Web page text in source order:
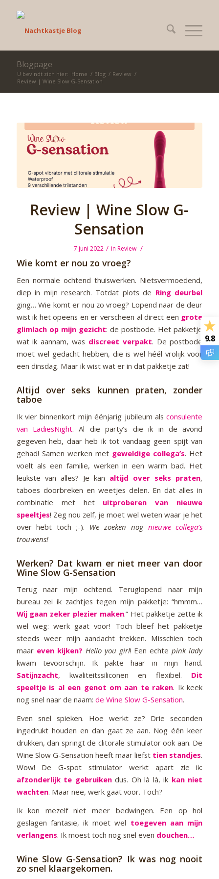
9.8
Blogpage
U bevindt zich hier: Home / Blog / Review /
Review | Wine Slow G-Sensation
Review | Wine Slow G-
Sensation
7 juni 2022 / in Review /
Wie komt er nou zo vroeg?
Een normale ochtend thuiswerken. Nietsvermoedend,
diep in mijn research. Totdat plots de Ring deurbel
ging… Wie komt er nou zo vroeg? Lopend naar de deur
wist ik het opeens en er verscheen al direct een grote
glimlach op mijn gezicht: de postbode. Het pakketje
wat ik aannam, was discreet verpakt. De postbode
moet wel gedacht hebben, die is wel héél vrolijk voor
een dinsdag. Maar ik wist wat er in dat pakketje zat!
Altijd over seks kunnen praten, zonder
taboe
Ik vier binnenkort mijn éénjarig jubileum alsconsulente
van LadiesNight. Al die party’s die ik in de avond
gegeven heb, daar heb ik tot vandaag geen spijt van
gehad! Samen werken met geweldige collega’s. Het
voelt als een familie, werken in een warm bad. Het
leukste van alles? Je kan altijd over seks praten,
taboes doorbreken en weetjes delen. En dat alles in
combinatie met het uitproberen van nieuwe
speeltjes! Zeg nou zelf, je moet wel weten waar je het
over hebt toch ;-). We zoeken nog nieuwe collega’s
trouwens!
Werken? Dat kwam er niet meer van door
Wine Slow G-Sensation
Terug naar mijn ochtend. Teruglopend naar mijn
bureau zei ik zachtjes tegen mijn pakketje: “hmmm…
Wij gaan zeker plezier maken.” Het pakketje zette ik
wel weg: werk gaat voor! Toch bleef het pakketje
steeds weer mijn aandacht trekken. Misschien toch
maar even kijken? Hello you girl! Een echtepink lady
kwam tevoorschijn. Ik pakte haar in mijn hand.
Satijnzacht, kwaliteitssiliconen en flexibel. Dit
speeltje is al een genot om aan te raken. Ik keek
nog snel naar de naam: de Wine Slow G-Sensation.
Even snel spieken. Hoe werkt ze? Drie seconden
ingedrukt houden en dan gaat ze aan. Nog één keer
drukken, dan springt de clitorale stimulator ook aan. De
Wine Slow G-Sensation heeft maar liefst tien standjes.
Wow! De G-spot stimulator werkt apart zie ik:
afzonderlijk te gebruikendus. Oh là là, ik kan niet
wachten. Maar nee, werk gaat voor. Toch?
Ik kon mezelf niet meer bedwingen. Een op hol
geslagen fantasie, ik moet wel toegeven aan mijn
verlangens. Ik moest toch nog snel even douchen…
Wine Slow G-Sensation? Ik was nog nooit
zo snel klaargekomen.